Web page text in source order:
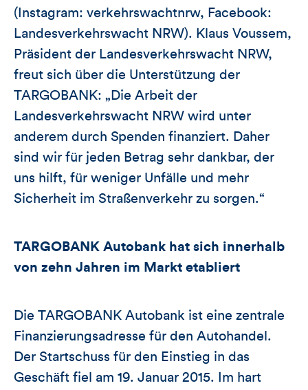
(Instagram: verkehrswachtnrw, Facebook:
Landesverkehrswacht NRW). Klaus Voussem,
Präsident der Landesverkehrswacht NRW,
freut sich über die Unterstützung der
TARGOBANK: „Die Arbeit der
Landesverkehrswacht NRW wird unter
anderem durch Spenden finanziert. Daher
sind wir für jeden Betrag sehr dankbar, der
uns hilft, für weniger Unfälle und mehr
Sicherheit im Straßenverkehr zu sorgen.“
TARGOBANK Autobank hat sich innerhalb
von zehn Jahren im Markt etabliert
Die TARGOBANK Autobank ist eine zentrale
Finanzierungsadresse für den Autohandel.
Der Startschuss für den Einstieg in das
Geschäft fiel am 19. Januar 2015. Im hart